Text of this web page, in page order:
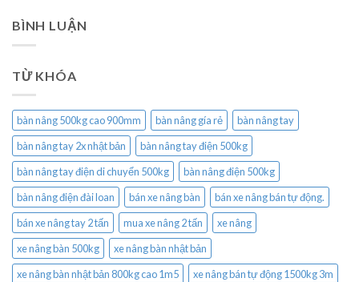
BÌNH LUẬN
TỪ KHÓA
bàn nâng 500kg cao 900mm bàn nâng gía rẻ
bàn nâng tay
bàn nâng tay 2x nhật bản
bàn nâng tay điện 500kg
bàn nâng tay điện di chuyển 500kg
bàn nâng điện 500kg
bàn nâng điện đài loan
bán xe nâng bàn
bán xe nâng bán tự động.
bán xe nâng tay 2 tấn
mua xe nâng 2 tấn
xe nâng
xe nâng bàn 500kg
xe nâng bàn nhật bản
xe nâng bàn nhật bản 800kg cao 1m5
xe nâng bán tự động 1500kg 3m